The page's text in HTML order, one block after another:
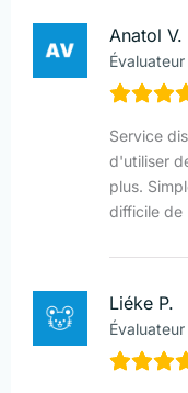
Anatol V.
Évaluateur
Service
d'utiliser
plus.
difficile de
Liéke P.
Évaluateur